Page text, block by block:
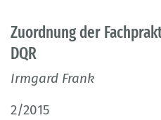
Zuordnung der
DQR
Irmgard Frank
2/2015